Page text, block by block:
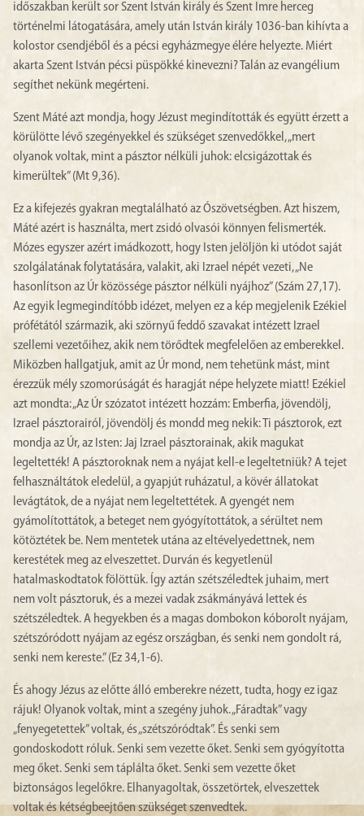
időszakban került sor Szent István király és Szent Imre herceg
történelmi látogatására, amely után István király 1036-ban kihívta a
kolostor csendjéből és a pécsi egyházmegye élére helyezte. Miért
akarta Szent István pécsi püspökké kinevezni? Talán az evangélium
segíthet nekünk megérteni.
Szent Máté azt mondja, hogy Jézust megindították és együtt érzett a
körülötte lévő szegényekkel és szükséget szenvedőkkel, „mert
olyanok voltak, mint a pásztor nélküli juhok: elcsigázottak és
kimerültek” (Mt 9,36).
Ez a kifejezés gyakran megtalálható az Ószövetségben. Azt hiszem,
Máté azért is használta, mert zsidó olvasói könnyen felismerték.
Mózes egyszer azért imádkozott, hogy Isten jelöljön ki utódot saját
szolgálatának folytatására, valakit, aki Izrael népét vezeti, „Ne
hasonlítson az Úr közössége pásztor nélküli nyájhoz” (Szám 27,17).
Az egyik legmegindítóbb idézet, melyen ez a kép megjelenik Ezékiel
prófétától származik, aki szörnyű feddő szavakat intézett Izrael
szellemi vezetőihez, akik nem törődtek megfelelően az emberekkel.
Miközben hallgatjuk, amit az Úr mond, nem tehetünk mást, mint
érezzük mély szomorúságát és haragját népe helyzete miatt! Ezékiel
azt mondta: „Az Úr szózatot intézett hozzám: Emberfia, jövendölj,
Izrael pásztorairól, jövendölj és mondd meg nekik: Ti pásztorok, ezt
mondja az Úr, az Isten: Jaj Izrael pásztorainak, akik magukat
legeltették! A pásztoroknak nem a nyájat kell-e legeltetniük? A tejet
felhasználtátok eledelül, a gyapjút ruházatul, a kövér állatokat
levágtátok, de a nyájat nem legeltettétek. A gyengét nem
gyámolítottátok, a beteget nem gyógyítottátok, a sérültet nem
kötöztétek be. Nem mentetek utána az eltévelyedettnek, nem
kerestétek meg az elveszettet. Durván és kegyetlenül
hatalmaskodtatok fölöttük. Így aztán szétszéledtek juhaim, mert
nem volt pásztoruk, és a mezei vadak zsákmányává lettek és
szétszéledtek. A hegyekben és a magas dombokon kóborolt nyájam,
szétszóródott nyájam az egész országban, és senki nem gondolt rá,
senki nem kereste.” (Ez 34,1-6).
És ahogy Jézus az előtte álló emberekre nézett, tudta, hogy ez igaz
rájuk! Olyanok voltak, mint a szegény juhok. „Fáradtak” vagy
„fenyegetettek” voltak, és „szétszóródtak”. És senki sem
gondoskodott róluk. Senki sem vezette őket. Senki sem gyógyította
meg őket. Senki sem táplálta őket. Senki sem vezette őket
biztonságos legelőkre. Elhanyagoltak, összetörtek, elveszettek
voltak és kétségbeejtően szükséget szenvedtek.